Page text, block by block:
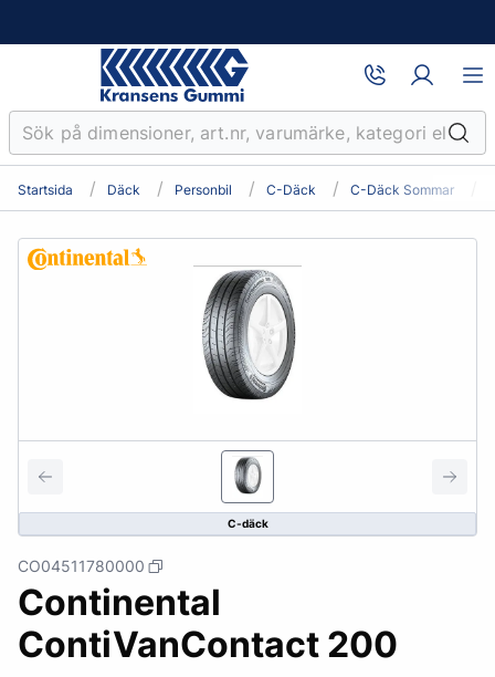
Startsida Däck Personbil C-Däck C-Däck Sommar
C-däck
CO04511780000
Continental
ContiVanContact 200